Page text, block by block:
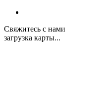
Свяжитесь с нами
загрузка карты...